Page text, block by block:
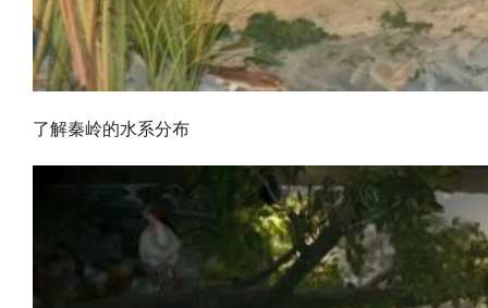
了解秦岭的水系分布